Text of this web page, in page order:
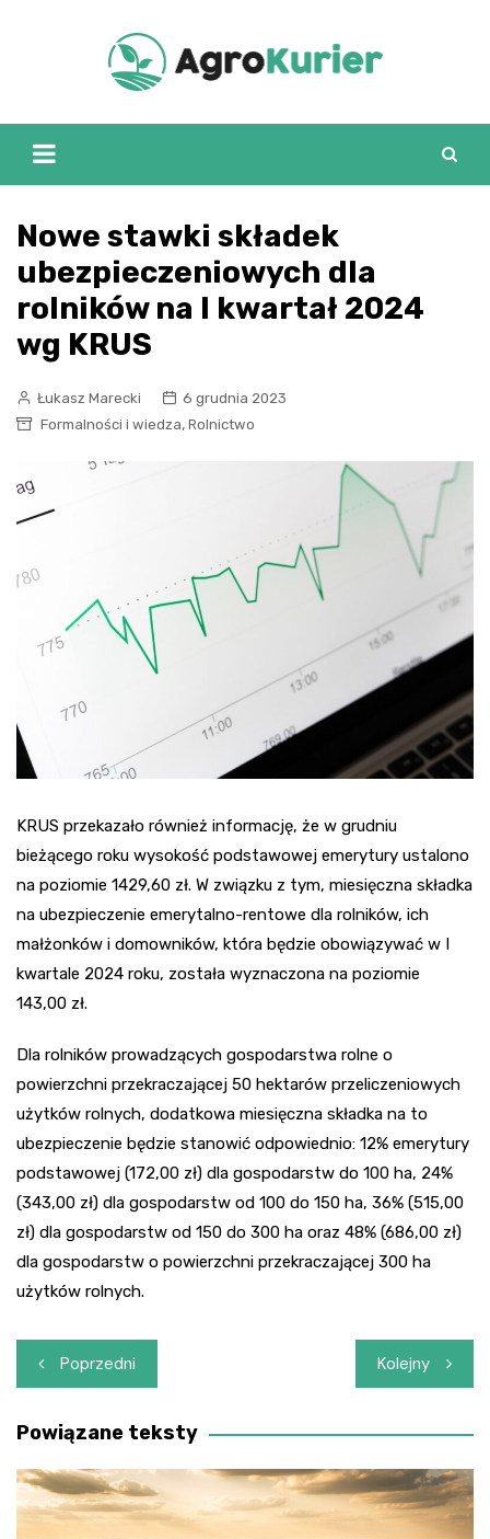
Nowe stawki składek
ubezpieczeniowych dla
rolników na I kwartał 2024
wg KRUS
Łukasz Marecki
6 grudnia 2023
Formalności i wiedza, Rolnictwo
KRUS przekazało również informację, że w grudniu
bieżącego roku wysokość podstawowej emerytury ustalono
na poziomie 1429,60 zł. W związku z tym, miesięczna składka
na ubezpieczenie emerytalno-rentowe dla rolników, ich
małżonków i domowników, która będzie obowiązywać w I
kwartale 2024 roku, została wyznaczona na poziomie
143,00 zł.
Dla rolników prowadzących gospodarstwa rolne o
powierzchni przekraczającej 50 hektarów przeliczeniowych
użytków rolnych, dodatkowa miesięczna składka na to
ubezpieczenie będzie stanowić odpowiednio: 12% emerytury
podstawowej (172,00 zł) dla gospodarstw do 100 ha, 24%
(343,00 zł) dla gospodarstw od 100 do 150 ha, 36% (515,00
zł) dla gospodarstw od 150 do 300 ha oraz 48% (686,00 zł)
dla gospodarstw o powierzchni przekraczającej 300 ha
użytków rolnych.
Nawigacja
wpisu
Poprzedni Kolejny
Powiązane teksty